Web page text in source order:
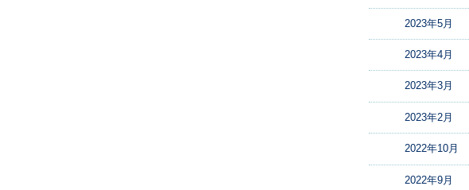
2023年5月
2023年4月
2023年3月
2023年2月
2022年10月
2022年9月